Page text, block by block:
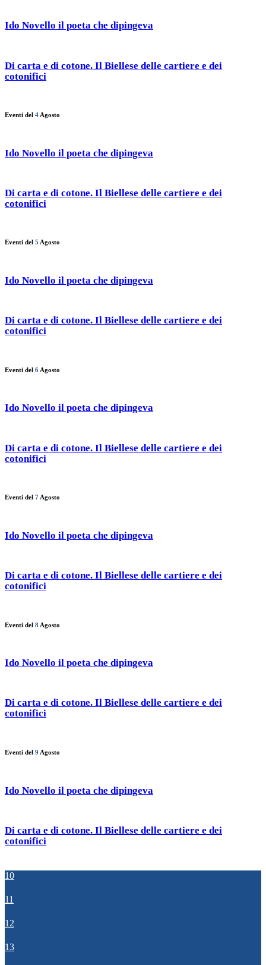
Ido Novello il poeta che dipingeva
Di carta e di cotone. Il Biellese delle cartiere e dei
cotonifici
Eventi del 4 Agosto
Ido Novello il poeta che dipingeva
Di carta e di cotone. Il Biellese delle cartiere e dei
cotonifici
Eventi del 5 Agosto
Ido Novello il poeta che dipingeva
Di carta e di cotone. Il Biellese delle cartiere e dei
cotonifici
Eventi del 6 Agosto
Ido Novello il poeta che dipingeva
Di carta e di cotone. Il Biellese delle cartiere e dei
cotonifici
Eventi del 7 Agosto
Ido Novello il poeta che dipingeva
Di carta e di cotone. Il Biellese delle cartiere e dei
cotonifici
Eventi del 8 Agosto
Ido Novello il poeta che dipingeva
Di carta e di cotone. Il Biellese delle cartiere e dei
cotonifici
Eventi del 9 Agosto
Ido Novello il poeta che dipingeva
Di carta e di cotone. Il Biellese delle cartiere e dei
cotonifici
10
11
12
13